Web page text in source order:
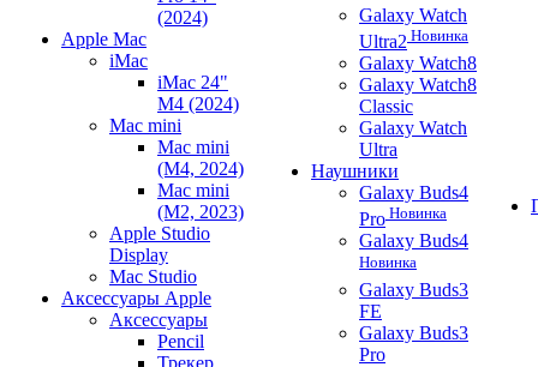
(2024)
Apple Mac
iMac
iMac 24"
M4 (2024)
Mac mini
Mac mini
(M4, 2024)
Mac mini
(M2, 2023)
Apple Studio
Display
Mac Studio
Аксессуары Apple
Аксессуары
Pencil
Трекер
Galaxy Watch
Ultra2 Новинка
Galaxy Watch8
Galaxy Watch8
Classic
Galaxy Watch
Ultra
Наушники
Galaxy Buds4
Pro Новинка
Galaxy Buds4
Новинка
Galaxy Buds3
FE
Galaxy Buds3
Pro